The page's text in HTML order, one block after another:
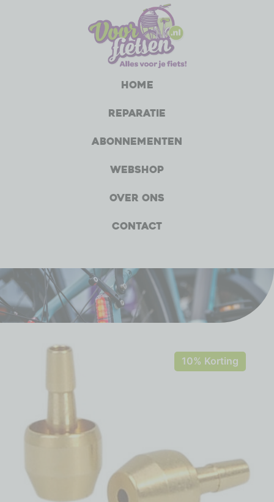
Home
Reparatie
Abonnementen
Webshop
Over ons
Contact
10% Korting